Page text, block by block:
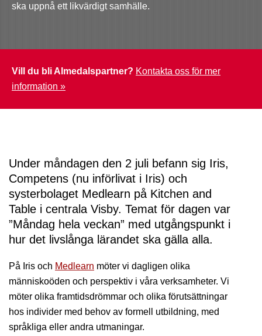
ska uppnå ett likvärdigt samhälle.
Vill du bli Almedalspartner? Kontakta oss för mer
information »
Under måndagen den 2 juli befann sig Iris,
Competens (nu införlivat i Iris) och
systerbolaget Medlearn på Kitchen and
Table i centrala Visby. Temat för dagen var
”Måndag hela veckan” med utgångspunkt i
hur det livslånga lärandet ska gälla alla.
På Iris och Medlearn möter vi dagligen olika
människoöden och perspektiv i våra verksamheter. Vi
möter olika framtidsdrömmar och olika förutsättningar
hos individer med behov av formell utbildning, med
språkliga eller andra utmaningar.